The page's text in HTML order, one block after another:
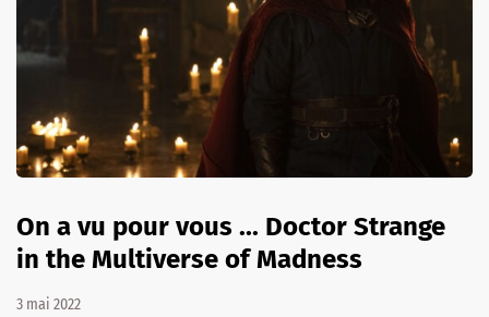
On a vu pour vous ... Doctor Strange
in the Multiverse of Madness
3 mai 2022